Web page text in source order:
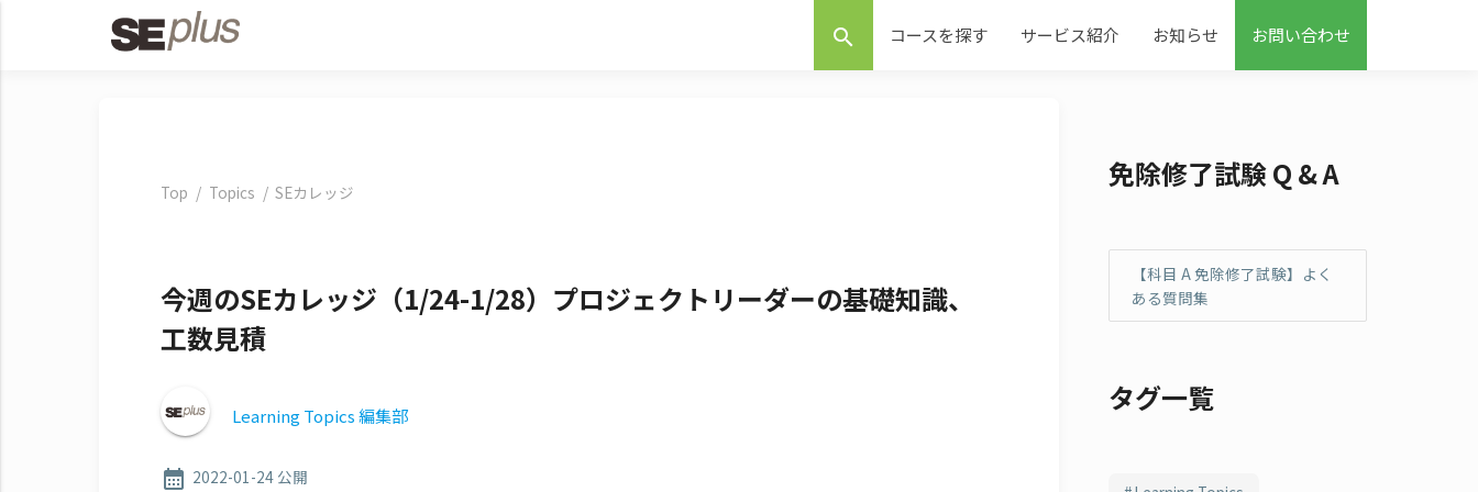
search コースを探す サービス紹介 お知らせ お問い合わせ
Top Topics SEカレッジ
今週のSEカレッジ（1/24-1/28）プロジェクトリーダーの基礎知識、
工数見積
Learning Topics 編集部
calendar_month 2022-01-24 公開
免除修了試験 Q & A
【科目 A 免除修了試験】よく
ある質問集
タグ一覧